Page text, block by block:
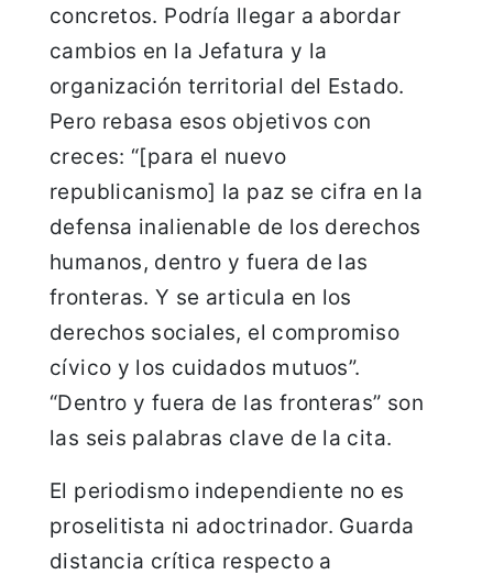
concretos. Podría llegar a abordar
cambios en la Jefatura y la
organización territorial del Estado.
Pero rebasa esos objetivos con
creces: “[para el nuevo
republicanismo] la paz se cifra en la
defensa inalienable de los derechos
humanos, dentro y fuera de las
fronteras. Y se articula en los
derechos sociales, el compromiso
cívico y los cuidados mutuos”.
“Dentro y fuera de las fronteras” son
las seis palabras clave de la cita.
El periodismo independiente no es
proselitista ni adoctrinador. Guarda
distancia crítica respecto a